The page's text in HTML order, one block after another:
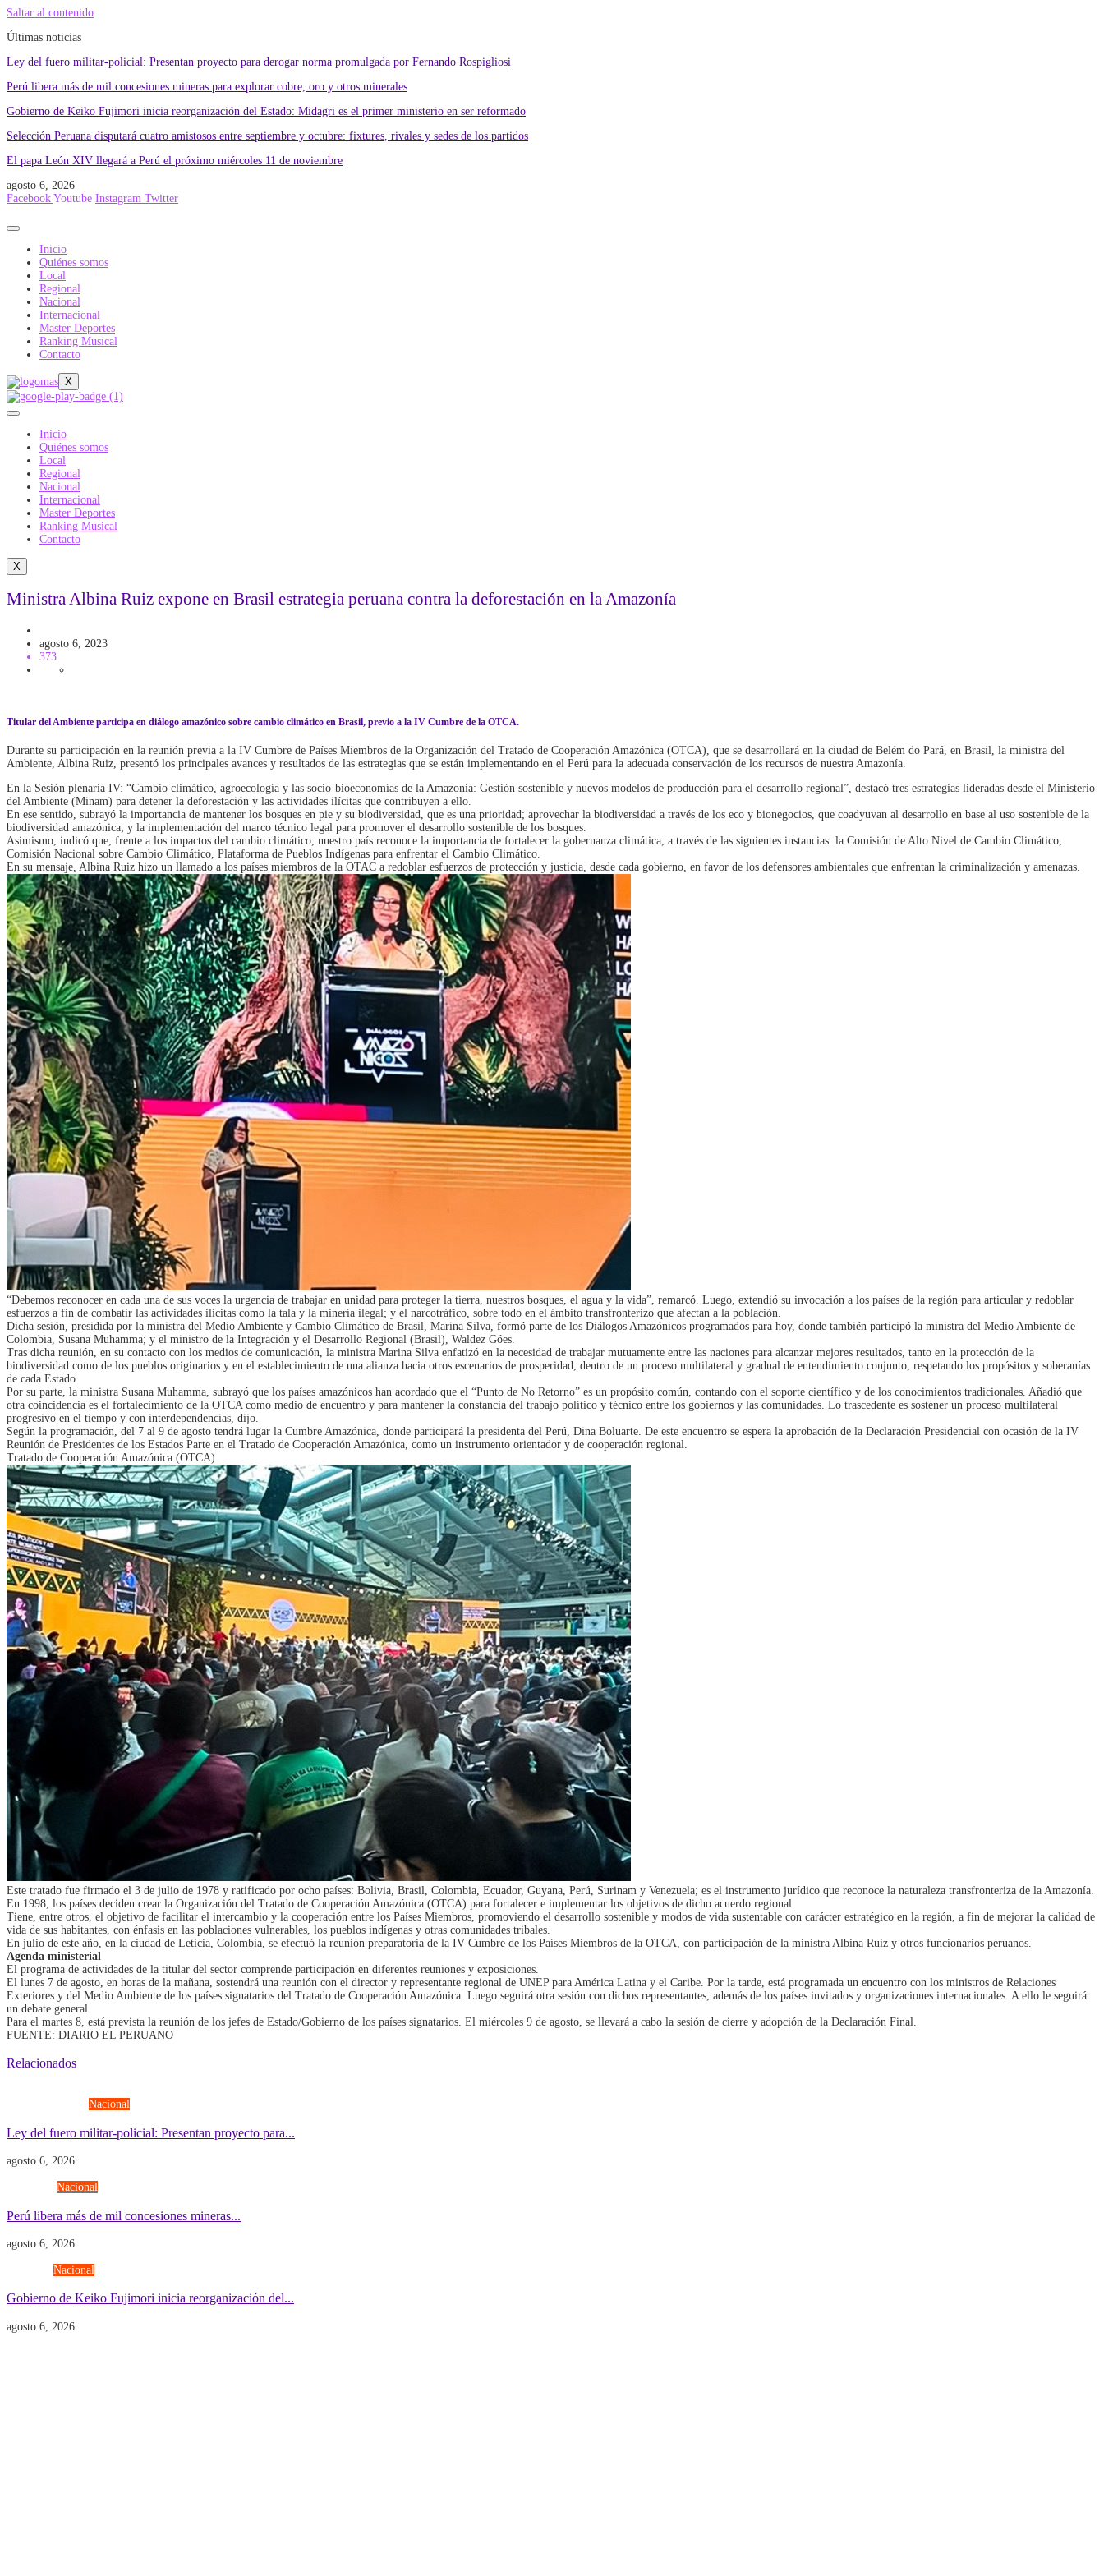
Saltar al contenido
Últimas noticias
Ley del fuero militar-policial: Presentan proyecto para derogar norma promulgada por Fernando Rospigliosi
Perú libera más de mil concesiones mineras para explorar cobre, oro y otros minerales
Gobierno de Keiko Fujimori inicia reorganización del Estado: Midagri es el primer ministerio en ser reformado
Selección Peruana disputará cuatro amistosos entre septiembre y octubre: fixtures, rivales y sedes de los partidos
El papa León XIV llegará a Perú el próximo miércoles 11 de noviembre
agosto 6, 2026
Facebook Youtube Instagram Twitter
Inicio
Quiénes somos
Local
Regional
Nacional
Internacional
Master Deportes
Ranking Musical
Contacto
X
Inicio
Quiénes somos
Local
Regional
Nacional
Internacional
Master Deportes
Ranking Musical
Contacto
X
Ministra Albina Ruiz expone en Brasil estrategia peruana contra la deforestación en la Amazonía
agosto 6, 2023
373
Titular del Ambiente participa en diálogo amazónico sobre cambio climático en Brasil, previo a la IV Cumbre de la OTCA.
Durante su participación en la reunión previa a la IV Cumbre de Países Miembros de la Organización del Tratado de Cooperación Amazónica (OTCA), que se desarrollará en la ciudad de Belém do Pará, en Brasil, la ministra del
Ambiente, Albina Ruiz, presentó los principales avances y resultados de las estrategias que se están implementando en el Perú para la adecuada conservación de los recursos de nuestra Amazonía.
En la Sesión plenaria IV: “Cambio climático, agroecología y las socio-bioeconomías de la Amazonia: Gestión sostenible y nuevos modelos de producción para el desarrollo regional”, destacó tres estrategias lideradas desde el Ministerio
del Ambiente (Minam) para detener la deforestación y las actividades ilícitas que contribuyen a ello.
En ese sentido, subrayó la importancia de mantener los bosques en pie y su biodiversidad, que es una prioridad; aprovechar la biodiversidad a través de los eco y bionegocios, que coadyuvan al desarrollo en base al uso sostenible de la
biodiversidad amazónica; y la implementación del marco técnico legal para promover el desarrollo sostenible de los bosques.
Asimismo, indicó que, frente a los impactos del cambio climático, nuestro país reconoce la importancia de fortalecer la gobernanza climática, a través de las siguientes instancias: la Comisión de Alto Nivel de Cambio Climático,
Comisión Nacional sobre Cambio Climático, Plataforma de Pueblos Indígenas para enfrentar el Cambio Climático.
En su mensaje, Albina Ruiz hizo un llamado a los países miembros de la OTAC a redoblar esfuerzos de protección y justicia, desde cada gobierno, en favor de los defensores ambientales que enfrentan la criminalización y amenazas.
“Debemos reconocer en cada una de sus voces la urgencia de trabajar en unidad para proteger la tierra, nuestros bosques, el agua y la vida”, remarcó. Luego, extendió su invocación a los países de la región para articular y redoblar
esfuerzos a fin de combatir las actividades ilícitas como la tala y la minería ilegal; y el narcotráfico, sobre todo en el ámbito transfronterizo que afectan a la población.
Dicha sesión, presidida por la ministra del Medio Ambiente y Cambio Climático de Brasil, Marina Silva, formó parte de los Diálogos Amazónicos programados para hoy, donde también participó la ministra del Medio Ambiente de
Colombia, Susana Muhamma; y el ministro de la Integración y el Desarrollo Regional (Brasil), Waldez Góes.
Tras dicha reunión, en su contacto con los medios de comunicación, la ministra Marina Silva enfatizó en la necesidad de trabajar mutuamente entre las naciones para alcanzar mejores resultados, tanto en la protección de la
biodiversidad como de los pueblos originarios y en el establecimiento de una alianza hacia otros escenarios de prosperidad, dentro de un proceso multilateral y gradual de entendimiento conjunto, respetando los propósitos y soberanías
de cada Estado.
Por su parte, la ministra Susana Muhamma, subrayó que los países amazónicos han acordado que el “Punto de No Retorno” es un propósito común, contando con el soporte científico y de los conocimientos tradicionales. Añadió que
otra coincidencia es el fortalecimiento de la OTCA como medio de encuentro y para mantener la constancia del trabajo político y técnico entre los gobiernos y las comunidades. Lo trascedente es sostener un proceso multilateral
progresivo en el tiempo y con interdependencias, dijo.
Según la programación, del 7 al 9 de agosto tendrá lugar la Cumbre Amazónica, donde participará la presidenta del Perú, Dina Boluarte. De este encuentro se espera la aprobación de la Declaración Presidencial con ocasión de la IV
Reunión de Presidentes de los Estados Parte en el Tratado de Cooperación Amazónica, como un instrumento orientador y de cooperación regional.
Tratado de Cooperación Amazónica (OTCA)
Este tratado fue firmado el 3 de julio de 1978 y ratificado por ocho países: Bolivia, Brasil, Colombia, Ecuador, Guyana, Perú, Surinam y Venezuela; es el instrumento jurídico que reconoce la naturaleza transfronteriza de la Amazonía.
En 1998, los países deciden crear la Organización del Tratado de Cooperación Amazónica (OTCA) para fortalecer e implementar los objetivos de dicho acuerdo regional.
Tiene, entre otros, el objetivo de facilitar el intercambio y la cooperación entre los Países Miembros, promoviendo el desarrollo sostenible y modos de vida sustentable con carácter estratégico en la región, a fin de mejorar la calidad de
vida de sus habitantes, con énfasis en las poblaciones vulnerables, los pueblos indígenas y otras comunidades tribales.
En julio de este año, en la ciudad de Leticia, Colombia, se efectuó la reunión preparatoria de la IV Cumbre de los Países Miembros de la OTCA, con participación de la ministra Albina Ruiz y otros funcionarios peruanos.
Agenda ministerial
El programa de actividades de la titular del sector comprende participación en diferentes reuniones y exposiciones.
El lunes 7 de agosto, en horas de la mañana, sostendrá una reunión con el director y representante regional de UNEP para América Latina y el Caribe. Por la tarde, está programada un encuentro con los ministros de Relaciones
Exteriores y del Medio Ambiente de los países signatarios del Tratado de Cooperación Amazónica. Luego seguirá otra sesión con dichos representantes, además de los países invitados y organizaciones internacionales. A ello le seguirá
un debate general.
Para el martes 8, está prevista la reunión de los jefes de Estado/Gobierno de los países signatarios. El miércoles 9 de agosto, se llevará a cabo la sesión de cierre y adopción de la Declaración Final.
FUENTE: DIARIO EL PERUANO
Relacionados
Nacional
Ley del fuero militar-policial: Presentan proyecto para...
agosto 6, 2026
Nacional
Perú libera más de mil concesiones mineras...
agosto 6, 2026
Nacional
Gobierno de Keiko Fujimori inicia reorganización del...
agosto 6, 2026